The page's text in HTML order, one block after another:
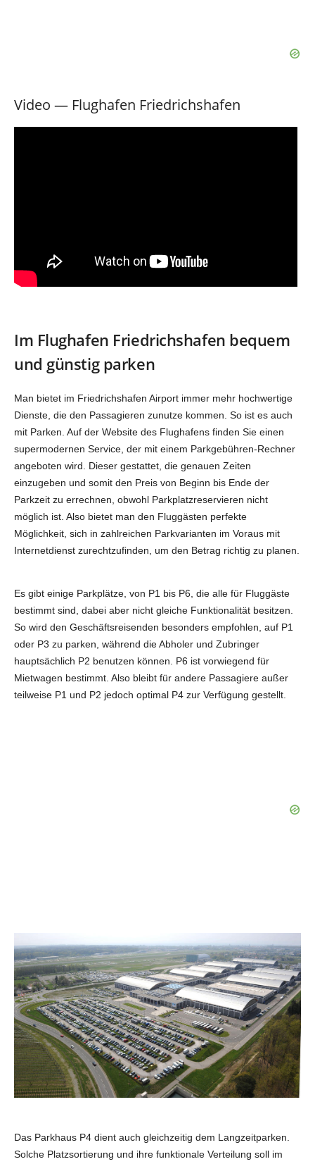
Video — Flughafen Friedrichshafen
Im Flughafen Friedrichshafen bequem
und günstig parken
Man bietet im Friedrichshafen Airport immer mehr hochwertige
Dienste, die den Passagieren zunutze kommen. So ist es auch
mit Parken. Auf der Website des Flughafens finden Sie einen
supermodernen Service, der mit einem Parkgebühren-Rechner
angeboten wird. Dieser gestattet, die genauen Zeiten
einzugeben und somit den Preis von Beginn bis Ende der
Parkzeit zu errechnen, obwohl Parkplatzreservieren nicht
möglich ist. Also bietet man den Fluggästen perfekte
Möglichkeit, sich in zahlreichen Parkvarianten im Voraus mit
Internetdienst zurechtzufinden, um den Betrag richtig zu planen.
Es gibt einige Parkplätze, von P1 bis P6, die alle für Fluggäste
bestimmt sind, dabei aber nicht gleiche Funktionalität besitzen.
So wird den Geschäftsreisenden besonders empfohlen, auf P1
oder P3 zu parken, während die Abholer und Zubringer
hauptsächlich P2 benutzen können. P6 ist vorwiegend für
Mietwagen bestimmt. Also bleibt für andere Passagiere außer
teilweise P1 und P2 jedoch optimal P4 zur Verfügung gestellt.
Das Parkhaus P4 dient auch gleichzeitig dem Langzeitparken.
Solche Platzsortierung und ihre funktionale Verteilung soll im